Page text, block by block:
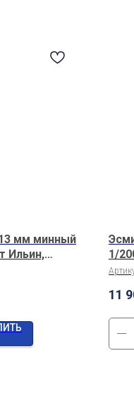
мм минный
Ильин,
(2 шт/уп)
1/
11